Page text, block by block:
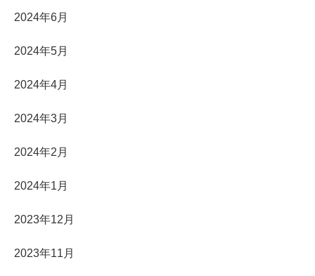
2024年6月
2024年5月
2024年4月
2024年3月
2024年2月
2024年1月
2023年12月
2023年11月